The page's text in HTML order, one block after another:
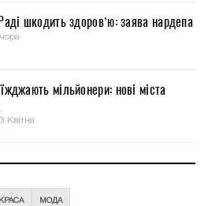
шкодить здоров’ю: заява нардепа
мільйонери: нові міста
Квітня
КРАСА МОДА